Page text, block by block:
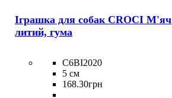
Іграшка для собак CROCI М'яч
литий, гума
C6BI2020
5 см
168.30грн